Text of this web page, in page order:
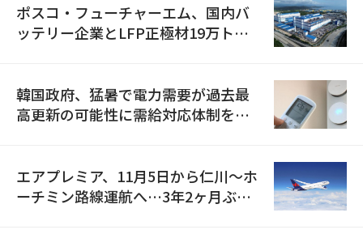
ポスコ・フューチャーエム、国内バ
ッテリー企業とLFP正極材19万トン
韓国政府、猛暑で電力需要が過去最
高更新の可能性に需給対応体制を点
エアプレミア、11月5日から仁川〜ホ
ーチミン路線運航へ…3年2ヶ月ぶり